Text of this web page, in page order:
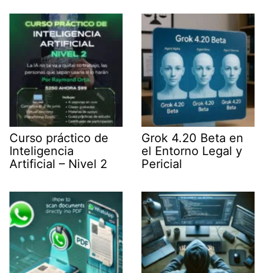
e
r
)
n
p
m
Curso práctico de
Inteligencia
Artificial – Nivel 2
Grok 4.20 Beta en
el Entorno Legal y
Pericial